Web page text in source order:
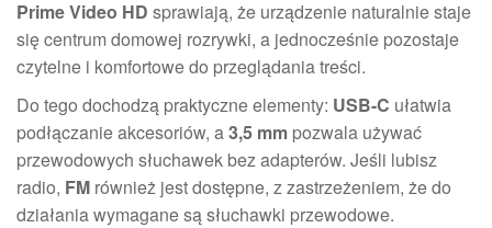
Prime Video HD sprawiają, że urządzenie naturalnie staje
się centrum domowej rozrywki, a jednocześnie pozostaje
czytelne i komfortowe do przeglądania treści.
Do tego dochodzą praktyczne elementy: USB-C ułatwia
podłączanie akcesoriów, a3,5 mm pozwala używać
przewodowych słuchawek bez adapterów. Jeśli lubisz
radio, FM również jest dostępne, z zastrzeżeniem, że do
działania wymagane są słuchawki przewodowe.